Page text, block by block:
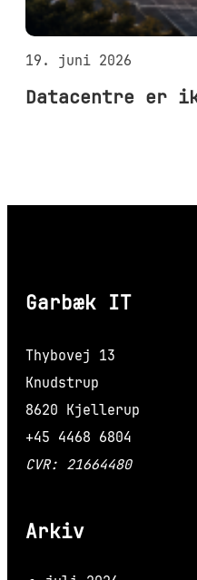
19. juni 2026
Datacentre er
Garbæk IT
Thybovej 13
Knudstrup
8620 Kjellerup
+45 4468 6804
CVR: 21664480
Arkiv